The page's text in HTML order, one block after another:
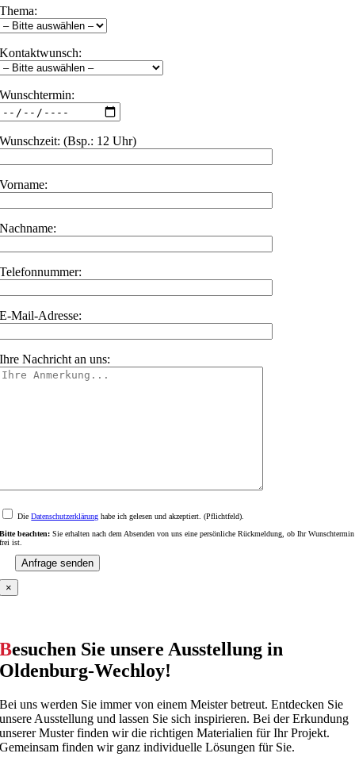
Thema:
Kontaktwunsch:
Wunschtermin:
Wunschzeit: (Bsp.: 12 Uhr)
Vorname:
Nachname:
Telefonnummer:
E-Mail-Adresse:
Ihre Nachricht an uns:
DieDatenschutzerklärung habe ich gelesen und akzeptiert. (Pflichtfeld).
Bitte beachten: Sie erhalten nach dem Absenden von uns eine persönliche Rückmeldung, ob Ihr Wunschtermin
frei ist.
×
Besuchen Sie unsere Ausstellung in
Oldenburg-Wechloy!
Bei uns werden Sie immer von einem Meister betreut. Entdecken Sie
unsere Ausstellung und lassen Sie sich inspirieren. Bei der Erkundung
unserer Muster finden wir die richtigen Materialien für Ihr Projekt.
Gemeinsam finden wir ganz individuelle Lösungen für Sie.